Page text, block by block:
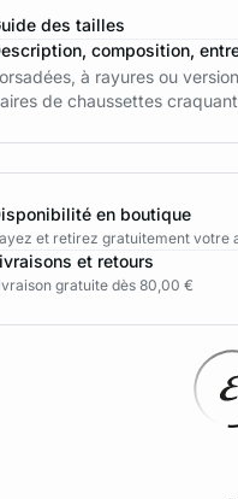
des tailles
composition,
à rayures ou
de chaussettes
en boutique
et retirez gratuitement votre
et retours
gratuite dès 80,00 €